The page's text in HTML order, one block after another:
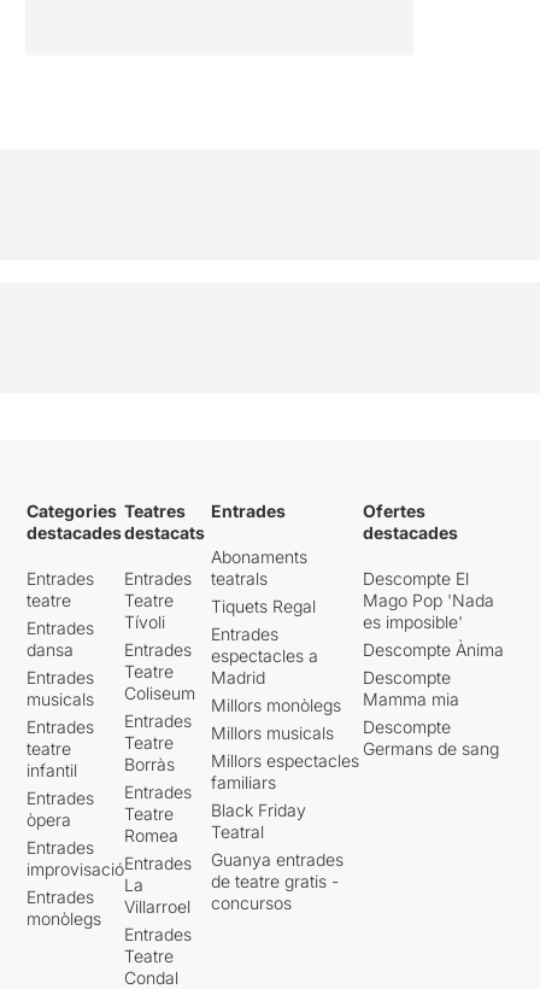
Categories
destacades
Entrades
teatre
Entrades
dansa
Entrades
musicals
Entrades
teatre
infantil
Entrades
òpera
Entrades
improvisació
Entrades
monòlegs
Teatres
destacats
Entrades
Teatre
Tívoli
Entrades
Teatre
Coliseum
Entrades
Teatre
Borràs
Entrades
Teatre
Romea
Entrades
La
Villarroel
Entrades
Teatre
Condal
Entrades
Abonaments
teatrals
Tiquets Regal
Entrades
espectacles a
Madrid
Millors monòlegs
Millors musicals
Millors espectacles
familiars
Black Friday
Teatral
Guanya entrades
de teatre gratis -
concursos
Ofertes
destacades
Descompte El
Mago Pop 'Nada
es imposible'
Descompte Ànima
Descompte
Mamma mia
Descompte
Germans de sang